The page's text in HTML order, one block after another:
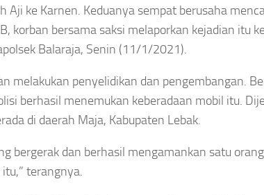
Aji ke Karnen. Keduanya sempat berusaha
korban bersama saksi melaporkan kejadian itu
Balaraja, Senin (11/1/2021).
melakukan penyelidikan dan pengembangan.
berhasil menemukan keberadaan mobil itu.
di daerah Maja, Kabupaten Lebak.
bergerak dan berhasil mengamankan satu
terangnya.